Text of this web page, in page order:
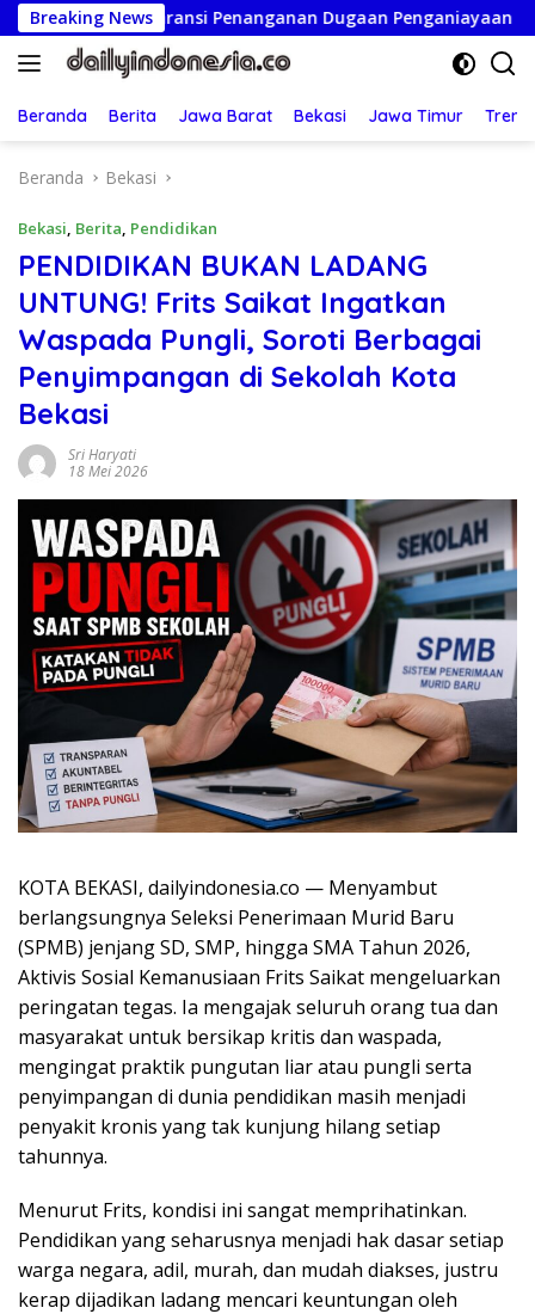
Langsung
ke
konten
Breaking News
Penanganan Dugaan Penganiayaan Ketua
Beranda Berita Jawa Barat Bekasi Jawa Timur
Beranda Bekasi
Bekasi, Berita, Pendidikan
PENDIDIKAN BUKAN LADANG
UNTUNG! Frits Saikat Ingatkan
Waspada Pungli, Soroti Berbagai
Penyimpangan di Sekolah Kota
Bekasi
Sri Haryati
18 Mei 2026
KOTA BEKASI, dailyindonesia.co — Menyambut
berlangsungnya Seleksi Penerimaan Murid Baru
(SPMB) jenjang SD, SMP, hingga SMA Tahun 2026,
Aktivis Sosial Kemanusiaan Frits Saikat mengeluarkan
peringatan tegas. Ia mengajak seluruh orang tua dan
masyarakat untuk bersikap kritis dan waspada,
mengingat praktik pungutan liar atau pungli serta
penyimpangan di dunia pendidikan masih menjadi
penyakit kronis yang tak kunjung hilang setiap
tahunnya.
Menurut Frits, kondisi ini sangat memprihatinkan.
Pendidikan yang seharusnya menjadi hak dasar setiap
warga negara, adil, murah, dan mudah diakses, justru
kerap dijadikan ladang mencari keuntungan oleh